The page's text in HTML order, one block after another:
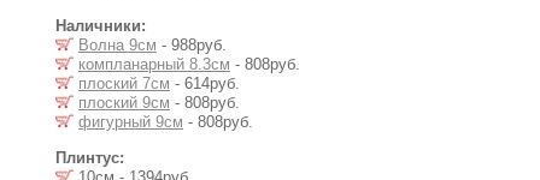
Наличники:
Волна 9см - 988руб.
компланарный 8.3см - 808руб.
плоский 7см - 614руб.
плоский 9см - 808руб.
фигурный 9см - 808руб.
Плинтус: